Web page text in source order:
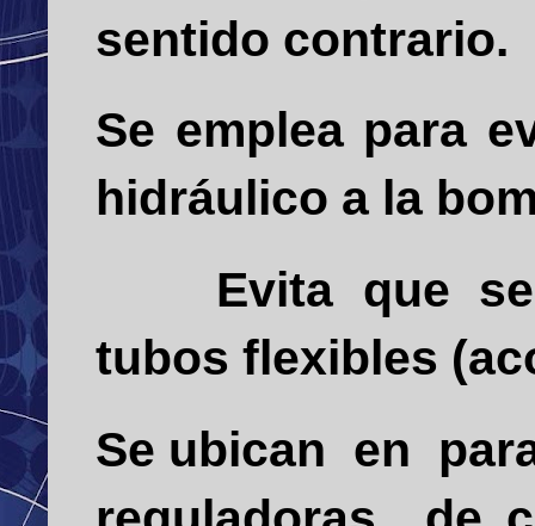
sentido contrario.
Se emplea para
hidráulico a la
Evita que
tubos flexibles
Se ubican en